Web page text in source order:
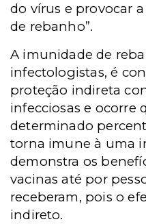
do vírus e provocar
de rebanho”.
A imunidade de
infectologistas, é
proteção indireta
infecciosas e ocorre
determinado
torna imune à uma
demonstra os
vacinas até por
receberam, pois o
indireto.